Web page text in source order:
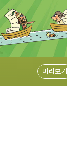
미리보기